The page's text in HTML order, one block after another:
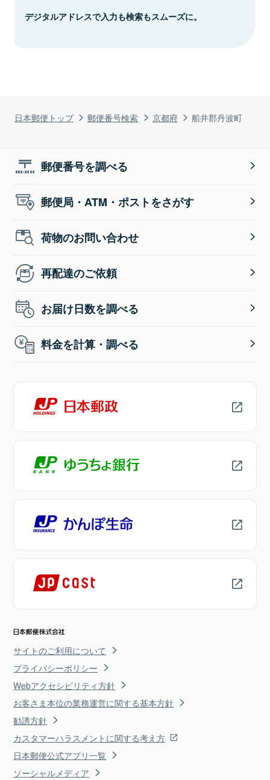
日本郵便トップ 郵便番号検索 京都府 船井郡丹波町
デジタルアドレスで入力も検索もスムーズに。
郵便番号を調べる
郵便局・ATM・ポストをさがす
荷物のお問い合わせ
再配達のご依頼
お届け日数を調べる
料金を計算・調べる
サイトのご利用について
プライバシーポリシー
Webアクセシビリティ方針
お客さま本位の業務運営に関する基本方針
勧誘方針
カスタマーハラスメントに関する考え方
日本郵便公式アプリ一覧
ソーシャルメディア